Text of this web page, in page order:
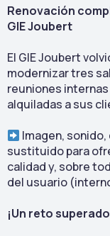
Renovación
GIE Joubert
El GIE Joubert
modernizar tres
reuniones
alquiladas a sus
Imagen,
sustituido para
calidad y, sobre
del usuario
¡Un reto